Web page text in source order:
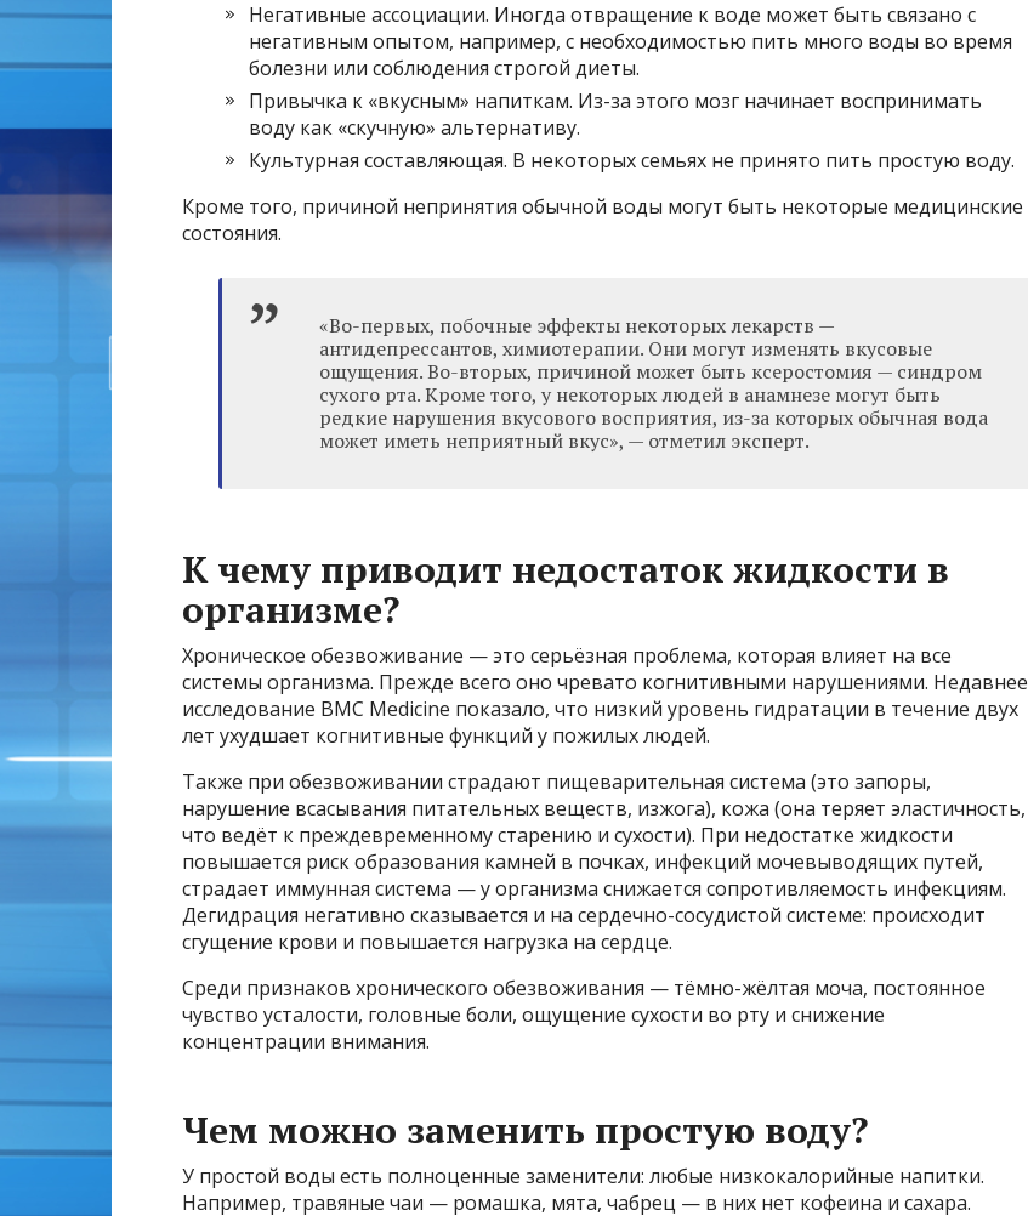
Негативные ассоциации. Иногда отвращение к воде может быть связано с
негативным опытом, например, с необходимостью пить много воды во время
болезни или соблюдения строгой диеты.
Привычка к «вкусным» напиткам. Из-за этого мозг начинает воспринимать
воду как «скучную» альтернативу.
Культурная составляющая. В некоторых семьях не принято пить простую воду.
Кроме того, причиной непринятия обычной воды могут быть некоторые медицинские
состояния.
«Во-первых, побочные эффекты некоторых лекарств —
антидепрессантов, химиотерапии. Они могут изменять вкусовые
ощущения. Во-вторых, причиной может быть ксеростомия — синдром
сухого рта. Кроме того, у некоторых людей в анамнезе могут быть
редкие нарушения вкусового восприятия, из-за которых обычная вода
может иметь неприятный вкус», — отметил эксперт.
К чему приводит недостаток жидкости в
организме?
Хроническое обезвоживание — это серьёзная проблема, которая влияет на все
системы организма. Прежде всего оно чревато когнитивными нарушениями. Недавнее
исследование BMC Medicine показало, что низкий уровень гидратации в течение двух
лет ухудшает когнитивные функций у пожилых людей.
Также при обезвоживании страдают пищеварительная система (это запоры,
нарушение всасывания питательных веществ, изжога), кожа (она теряет эластичность,
что ведёт к преждевременному старению и сухости). При недостатке жидкости
повышается риск образования камней в почках, инфекций мочевыводящих путей,
страдает иммунная система — у организма снижается сопротивляемость инфекциям.
Дегидрация негативно сказывается и на сердечно-сосудистой системе: происходит
сгущение крови и повышается нагрузка на сердце.
Среди признаков хронического обезвоживания — тёмно-жёлтая моча, постоянное
чувство усталости, головные боли, ощущение сухости во рту и снижение
концентрации внимания.
Чем можно заменить простую воду?
У простой воды есть полноценные заменители: любые низкокалорийные напитки.
Например, травяные чаи — ромашка, мята, чабрец — в них нет кофеина и сахара.